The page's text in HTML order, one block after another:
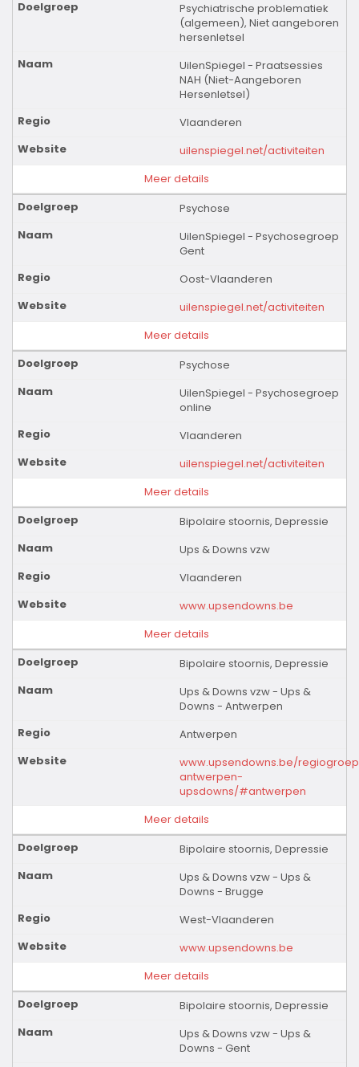
Psychiatrische problematiek
(algemeen), Niet aangeboren
hersenletsel
UilenSpiegel - Praatsessies
NAH (Niet-Aangeboren
Hersenletsel)
Vlaanderen
uilenspiegel.net/activiteiten
Meer details
Psychose
UilenSpiegel - Psychosegroep
Gent
Oost-Vlaanderen
uilenspiegel.net/activiteiten
Meer details
Psychose
UilenSpiegel - Psychosegroep
online
Vlaanderen
uilenspiegel.net/activiteiten
Meer details
Bipolaire stoornis, Depressie
Ups & Downs vzw
Vlaanderen
www.upsendowns.be
Meer details
Bipolaire stoornis, Depressie
Ups & Downs vzw - Ups &
Downs - Antwerpen
Antwerpen
www.upsendowns.be/
antwerpen-
upsdowns/#antwerpen
Meer details
Bipolaire stoornis, Depressie
Ups & Downs vzw - Ups &
Downs - Brugge
West-Vlaanderen
www.upsendowns.be
Meer details
Bipolaire stoornis, Depressie
Ups & Downs vzw - Ups &
Downs - Gent